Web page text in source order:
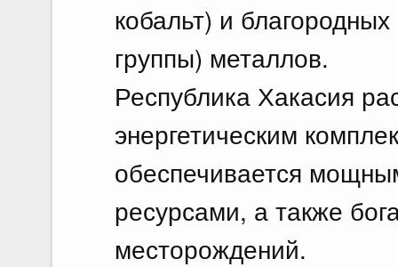
кобальт) и
группы) металлов.
Республика Хакасия
энергетическим
обеспечивается
ресурсами, а также
месторождений.